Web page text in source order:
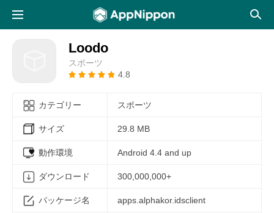
Loodo
スポーツ
4.8
カテゴリー スポーツ
サイズ 29.8 MB
動作環境 Android 4.4 and up
ダウンロード 300,000,000+
パッケージ名 apps.alphakor.idsclient